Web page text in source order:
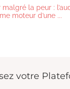
malgré la peur :
moteur d’une ...
votre